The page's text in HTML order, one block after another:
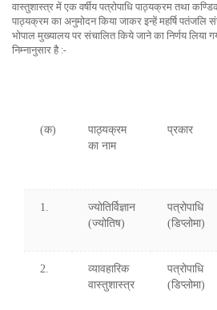
वास्तुशास्त्र में एक वर्षीय पत्रोपाधि पाठ्यक्रम तथा
पाठ्यक्रम का अनुमोदन किया जाकर इन्हें महर्षि
भोपाल मुख्यालय पर संचालित किये जाने का निर्णय लिया
निम्नानुसार है :-
(क)
पाठ्यक्रम
का नाम
प्रकार
1.
ज्योतिर्विज्ञान
(ज्योतिष)
पत्रोपाधि
(डिप्लोमा)
2.
व्यावहारिक
वास्तुशास्त्र
पत्रोपाधि
(डिप्लोमा)